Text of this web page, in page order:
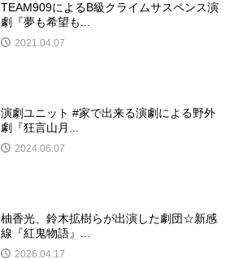
TEAM909によるB級クライムサスペンス演
劇『夢も希望も...
2021.04.07
演劇ユニット #家で出来る演劇による野外
劇『狂言山月...
2024.06.07
柚香光、鈴木拡樹らが出演した劇団☆新感
線『紅鬼物語』...
2026.04.17